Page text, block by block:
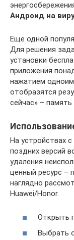
Андроид на
Еще одной
Для решения
установки
приложения
нажатием
отобразятся
сейчас» –
На устройствах
поздних версий
удаления
ценный ресурс –
наглядно
Huawei/Honor.
Открыть
Выбрать